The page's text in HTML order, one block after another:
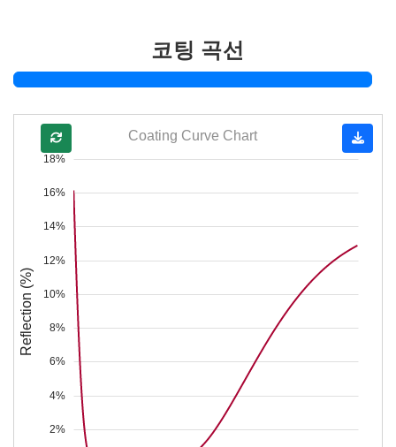
코팅 곡선
2%
4%
6%
8%
10%
12%
14%
16%
18%
Reflection (%)
Coating Curve Chart